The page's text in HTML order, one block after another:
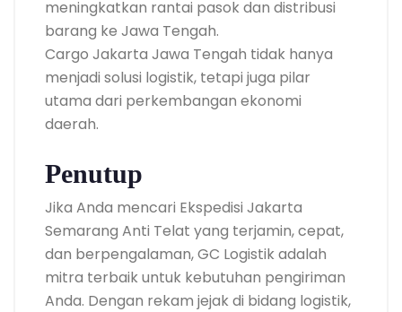
meningkatkan rantai pasok dan distribusi
barang ke Jawa Tengah.
Cargo Jakarta Jawa Tengah tidak hanya
menjadi solusi logistik, tetapi juga pilar
utama dari perkembangan ekonomi
daerah.
Penutup
Jika Anda mencari Ekspedisi Jakarta
Semarang Anti Telat yang terjamin, cepat,
dan berpengalaman, GC Logistik adalah
mitra terbaik untuk kebutuhan pengiriman
Anda. Dengan rekam jejak di bidang logistik,